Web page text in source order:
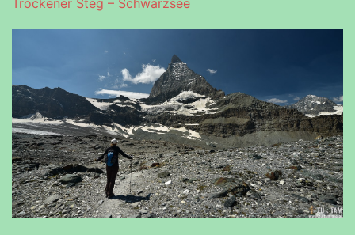
Trockener Steg – Schwarzsee